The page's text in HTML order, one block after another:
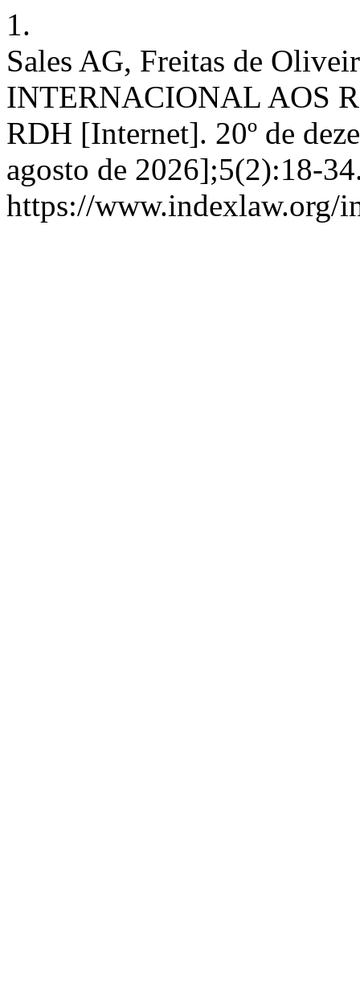
1.
Sales AG, Freitas de
INTERNACIONAL AOS
RDH [Internet]. 20º de
agosto de 2026];5(2):18-
https://www.indexlaw.org/